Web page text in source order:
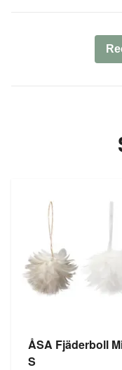
ÅSA Fjäderboll
S